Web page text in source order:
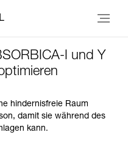
I und Y
hindernisfreie Raum
damit sie während des
kann.